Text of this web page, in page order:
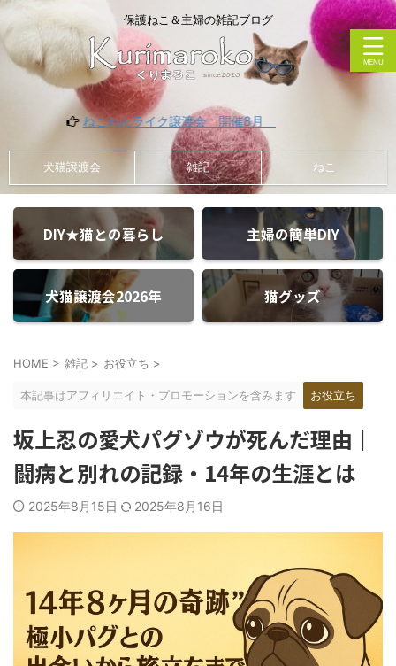
保護ねこ＆主婦の雑記ブログ
ねこわんライク譲渡会 開催8月
犬猫譲渡会 雑記 ねこ
DIY★猫との暮らし 主婦の簡単DIY
犬猫譲渡会2026年 猫グッズ
HOME > 雑記 > お役立ち >
本記事はアフィリエイト・プロモーションを含みます お役立ち
坂上忍の愛犬パグゾウが死んだ理由｜
闘病と別れの記録・14年の生涯とは
2025年8月15日 2025年8月16日